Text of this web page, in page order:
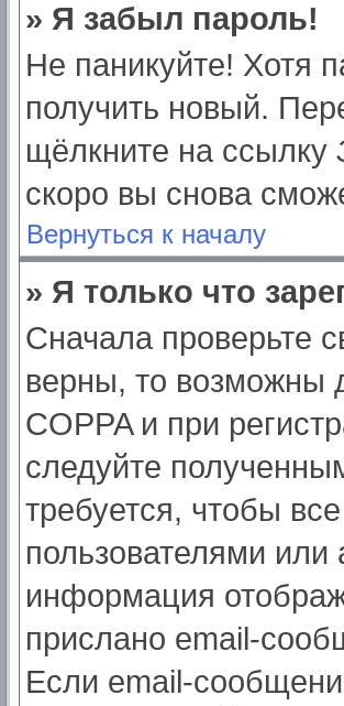
» Я забыл пароль!
Не паникуйте! Хотя
получить новый.
щёлкните на ссылку
скоро вы снова
Вернуться к началу
» Я только что
Сначала проверьте
верны, то возможны
COPPA и при
следуйте
требуется, чтобы
пользователями
информация
прислано email-
Если email-